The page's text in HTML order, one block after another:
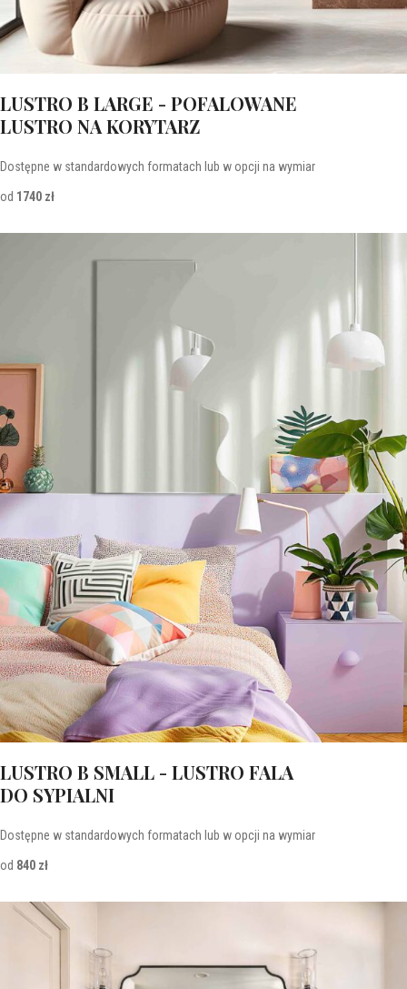
LUSTRO B LARGE - POFALOWANE
LUSTRO NA KORYTARZ
Dostępne w standardowych formatach lub w opcji na wymiar
od 1740 zł
LUSTRO B SMALL - LUSTRO FALA
DO SYPIALNI
Dostępne w standardowych formatach lub w opcji na wymiar
od 840 zł